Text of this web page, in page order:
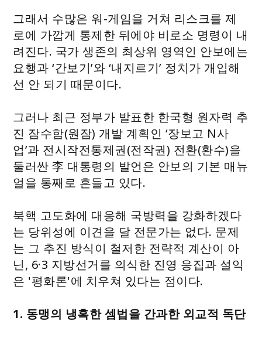
그래서 수많은 워-게임을 거쳐 리스크를 제
로에 가깝게 통제한 뒤에야 비로소 명령이 내
려진다. 국가 생존의 최상위 영역인 안보에는
요행과 ‘간보기’와 ‘내지르기’ 정치가 개입해
선 안 되기 때문이다.
그러나 최근 정부가 발표한 한국형 원자력 추
진 잠수함(원잠) 개발 계획인 ‘장보고 N사
업’과 전시작전통제권(전작권) 전환(환수)을
둘러싼 李 대통령의 발언은 안보의 기본 매뉴
얼을 통째로 흔들고 있다.
북핵 고도화에 대응해 국방력을 강화하겠다
는 당위성에 이견을 달 전문가는 없다. 문제
는 그 추진 방식이 철저한 전략적 계산이 아
닌, 6·3 지방선거를 의식한 진영 응집과 설익
은 '평화론'에 치우쳐 있다는 점이다.
1. 동맹의 냉혹한 셈법을 간과한 외교적 독단